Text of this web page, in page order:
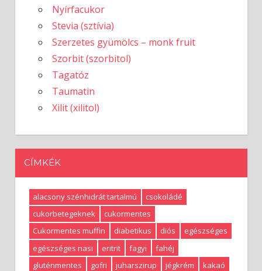
Nyírfacukor
Stevia (sztívia)
Szerzetes gyümölcs – monk fruit
Szorbit (szorbitol)
Tagatóz
Taumatin
Xilit (xilitol)
CÍMKÉK
alacsony szénhidrát tartalmú
csokoládé
cukorbetegeknek
cukormentes
Cukormentes muffin
diabetikus diós
egészséges
egészséges nasi
eritrit fagyi
fahéj
gluténmentes
gofri juharszirup jégkrém kakaó